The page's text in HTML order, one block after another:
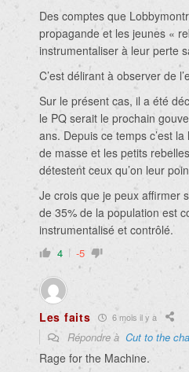
Des comptes que
propagande et les jeunes «
instrumentaliser à leur perte
C’est délirant à observer de
Sur le présent cas, il a été
le PQ serait le prochain
ans. Depuis ce temps c’est
de masse et les petits
détestent ceux qu’on leur
Je crois que je peux affirmer
de 35% de la population est
instrumentalisé et contrôlé.
4 -5
Les faits 6 mois il y a
Répondre à Cut to the
Rage for the Machine.